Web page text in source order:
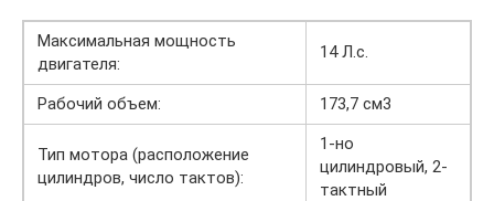
Максимальная мощность
двигателя:
14 Л.с.
Рабочий объем: 173,7 см3
Тип мотора (расположение
цилиндров, число тактов):
1-но
цилиндровый, 2-
тактный